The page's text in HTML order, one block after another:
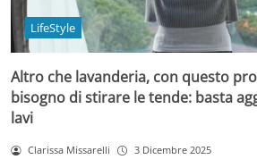
LifeStyle
Altro che lavanderia, con questo
bisogno di stirare le tende: basta
lavi
Clarissa Missarelli 3 Dicembre 2025